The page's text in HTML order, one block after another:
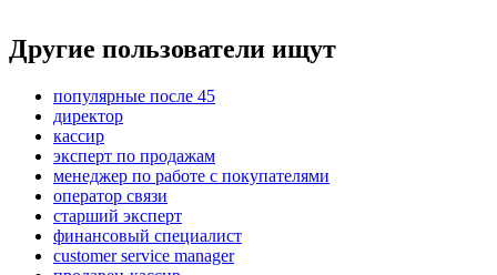
Другие пользователи ищут
популярные после 45
директор
кассир
эксперт по продажам
менеджер по работе с покупателями
оператор связи
старший эксперт
финансовый специалист
customer service manager